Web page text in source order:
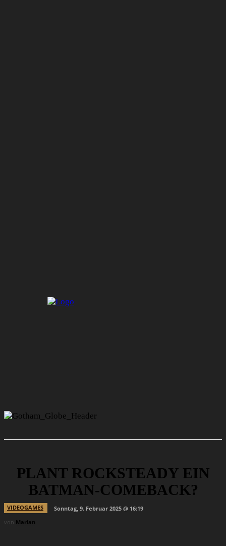
PLANT ROCKSTEADY EIN
BATMAN-COMEBACK?
VIDEOGAMES
Sonntag, 9. Februar 2025 @ 16:19
von Marian